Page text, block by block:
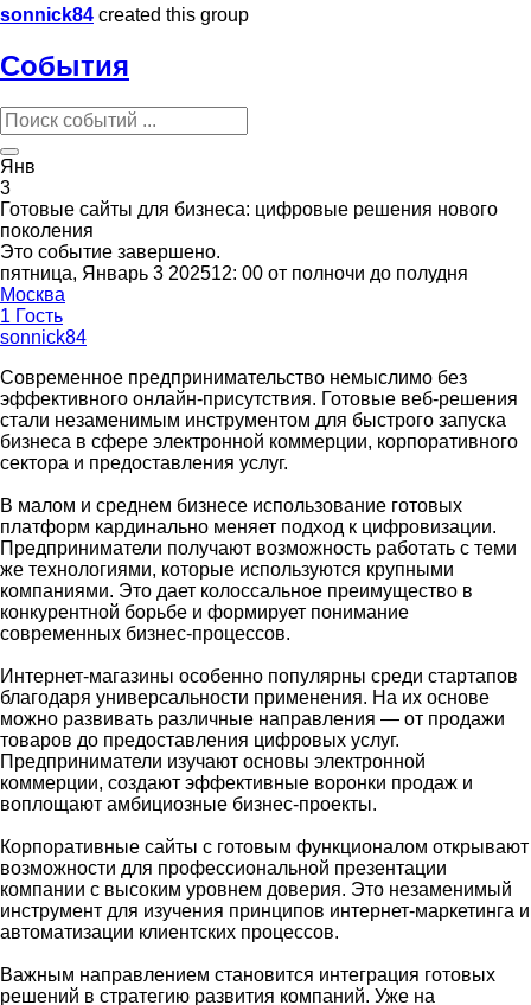
sonnick84 created this group
События
Янв
3
Готовые сайты для бизнеса: цифровые решения нового
поколения
Это событие завершено.
пятница, Январь 3 202512: 00 от полночи до полудня
Москва
1 Гость
sonnick84
Современное предпринимательство немыслимо без
эффективного онлайн-присутствия. Готовые веб-решения
стали незаменимым инструментом для быстрого запуска
бизнеса в сфере электронной коммерции, корпоративного
сектора и предоставления услуг.
В малом и среднем бизнесе использование готовых
платформ кардинально меняет подход к цифровизации.
Предприниматели получают возможность работать с теми
же технологиями, которые используются крупными
компаниями. Это дает колоссальное преимущество в
конкурентной борьбе и формирует понимание
современных бизнес-процессов.
Интернет-магазины особенно популярны среди стартапов
благодаря универсальности применения. На их основе
можно развивать различные направления — от продажи
товаров до предоставления цифровых услуг.
Предприниматели изучают основы электронной
коммерции, создают эффективные воронки продаж и
воплощают амбициозные бизнес-проекты.
Корпоративные сайты с готовым функционалом открывают
возможности для профессиональной презентации
компании с высоким уровнем доверия. Это незаменимый
инструмент для изучения принципов интернет-маркетинга и
автоматизации клиентских процессов.
Важным направлением становится интеграция готовых
решений в стратегию развития компаний. Уже на